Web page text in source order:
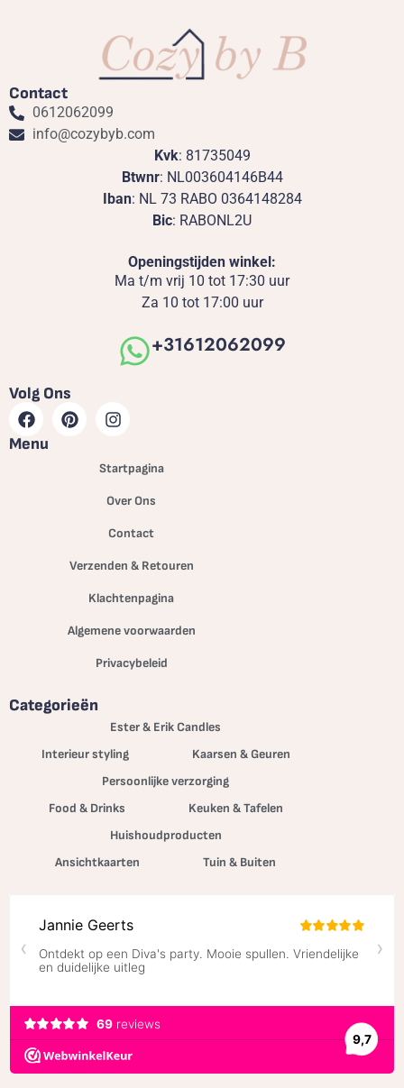
Contact
0612062099
info@cozybyb.com
Kvk: 81735049
Btwnr: NL003604146B44
Iban: NL 73 RABO 0364148284
Bic: RABONL2U
Openingstijden winkel:
Ma t/m vrij 10 tot 17:30 uur
Za 10 tot 17:00 uur
+31612062099
Volg Ons
Menu
Startpagina
Over Ons
Contact
Verzenden & Retouren
Klachtenpagina
Algemene voorwaarden
Privacybeleid
Categorieën
Ester & Erik Candles
Interieur styling
Kaarsen & Geuren
Persoonlijke verzorging
Food & Drinks
Keuken & Tafelen
Huishoudproducten
Ansichtkaarten
Tuin & Buiten